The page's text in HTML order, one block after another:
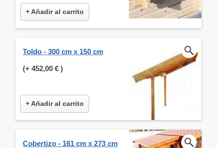
+ Añadir al carrito
Toldo - 300 cm x 150 cm
(+ 452,00 € )
+ Añadir al carrito
Cobertizo - 161 cm x 273 cm